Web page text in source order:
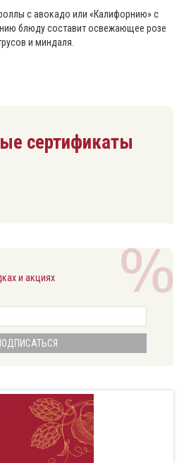
с авокадо или «Калифорнию» с
блюду составит освежающее розе
и миндаля.
сертификаты
и акциях